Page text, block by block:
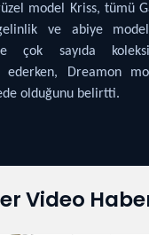
model Kriss, tümü
ve abiye
çok sayıda
ederken, Dreamon
olduğunu belirtti.
Video